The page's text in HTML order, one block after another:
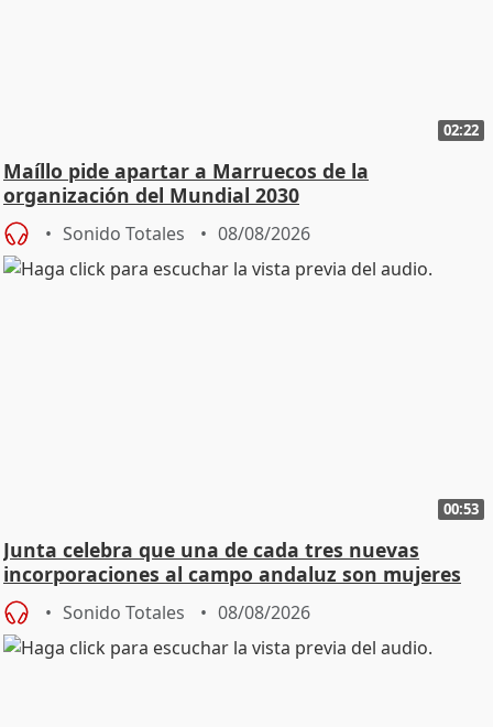
02:22
Maíllo pide apartar a Marruecos de la
organización del Mundial 2030
Sonido Totales 08/08/2026
00:53
Junta celebra que una de cada tres nuevas
incorporaciones al campo andaluz son mujeres
jóvenes
Sonido Totales 08/08/2026